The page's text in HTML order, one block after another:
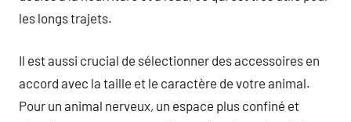
les longs trajets.
Il est aussi crucial de sélectionner des accessoires en
accord avec la taille et le caractère de votre animal.
Pour un animal nerveux, un espace plus confiné et